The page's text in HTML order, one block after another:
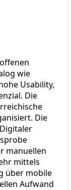
wie
Usability,
Die
Die
manuellen
mittels
über mobile
Aufwand